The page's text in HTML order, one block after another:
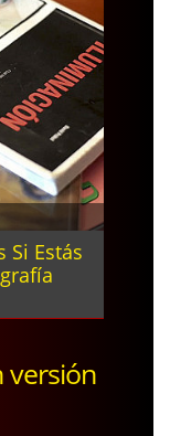
Si Estás
versión